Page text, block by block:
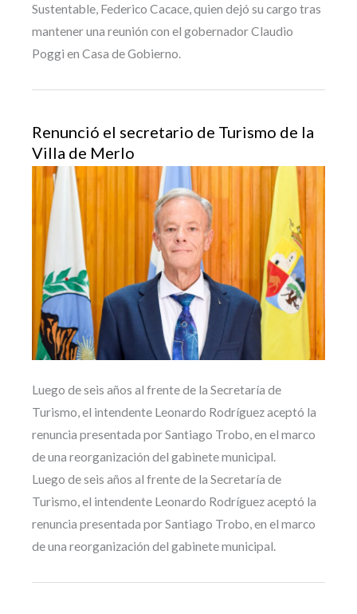
Sustentable, Federico Cacace, quien dejó su cargo tras
mantener una reunión con el gobernador Claudio
Poggi en Casa de Gobierno.
Renunció el secretario de Turismo de la
Villa de Merlo
Luego de seis años al frente de la Secretaría de
Turismo, el intendente Leonardo Rodríguez aceptó la
renuncia presentada por Santiago Trobo, en el marco
de una reorganización del gabinete municipal.
Luego de seis años al frente de la Secretaría de
Turismo, el intendente Leonardo Rodríguez aceptó la
renuncia presentada por Santiago Trobo, en el marco
de una reorganización del gabinete municipal.